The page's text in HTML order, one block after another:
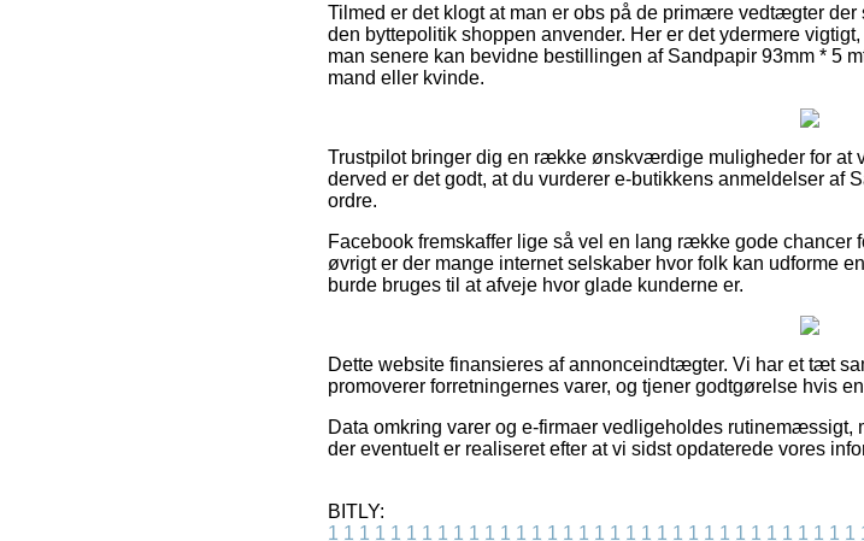
Tilmed er det klogt at man er obs på de primære vedtægter
den byttepolitik shoppen anvender. Her er det ydermere
man senere kan bevidne bestillingen af Sandpapir 93mm * 5
mand eller kvinde.
Trustpilot bringer dig en række ønskværdige muligheder for at
derved er det godt, at du vurderer e-butikkens anmeldelser af
ordre.
Facebook fremskaffer lige så vel en lang række gode chancer
øvrigt er der mange internet selskaber hvor folk kan udforme
burde bruges til at afveje hvor glade kunderne er.
Dette website finansieres af annonceindtægter. Vi har et tæt
promoverer forretningernes varer, og tjener godtgørelse hvis
Data omkring varer og e-firmaer vedligeholdes rutinemæssigt,
der eventuelt er realiseret efter at vi sidst opdaterede vores
BITLY:
1 1 1 1 1 1 1 1 1 1 1 1 1 1 1 1 1 1 1 1 1 1 1 1 1 1 1 1 1 1 1 1 1 1